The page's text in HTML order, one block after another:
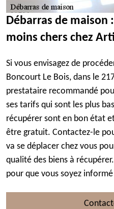
Débarras de maison
moins chers chez
Si vous envisagez de
Boncourt Le Bois, dans le
prestataire recommandé
ses tarifs qui sont les plus
récupérer sont en bon état
être gratuit. Contactez-le
va se déplacer chez vous
qualité des biens à
pour que vous soyez